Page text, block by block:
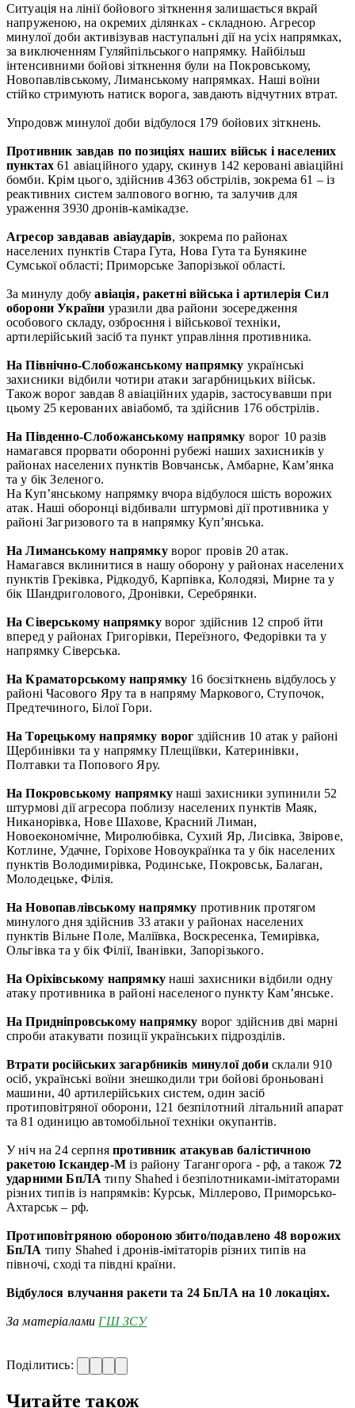
Ситуація на лінії бойового зіткнення залишається вкрай
напруженою, на окремих ділянках - складною. Агресор
минулої доби активізував наступальні дії на усіх напрямках,
за виключенням Гуляйпільського напрямку. Найбільш
інтенсивними бойові зіткнення були на Покровському,
Новопавлівському, Лиманському напрямках. Наші воїни
стійко стримують натиск ворога, завдають відчутних втрат.
Упродовж минулої доби відбулося 179 бойових зіткнень.
Противник завдав по позиціях наших військ і населених
пунктах 61 авіаційного удару, скинув 142 керовані авіаційні
бомби. Крім цього, здійснив 4363 обстрілів, зокрема 61 – із
реактивних систем залпового вогню, та залучив для
ураження 3930 дронів-камікадзе.
Агресор завдавав авіаударів, зокрема по районах
населених пунктів Стара Гута, Нова Гута та Бунякине
Сумської області; Приморське Запорізької області.
За минулу добуавіація, ракетні війська і артилерія Сил
оборони України уразили два райони зосередження
особового складу, озброєння і військової техніки,
артилерійський засіб та пункт управління противника.
На Північно-Слобожанському напрямку українські
захисники відбили чотири атаки загарбницьких військ.
Також ворог завдав 8 авіаційних ударів, застосувавши при
цьому 25 керованих авіабомб, та здійснив 176 обстрілів.
На Південно-Слобожанському напрямку ворог 10 разів
намагався прорвати оборонні рубежі наших захисників у
районах населених пунктів Вовчанськ, Амбарне, Кам’янка
та у бік Зеленого.
На Куп’янському напрямку вчора відбулося шість ворожих
атак. Наші оборонці відбивали штурмові дії противника у
районі Загризового та в напрямку Куп’янська.
На Лиманському напрямкуворог провів 20 атак.
Намагався вклинитися в нашу оборону у районах населених
пунктів Греківка, Рідкодуб, Карпівка, Колодязі, Мирне та у
бік Шандриголового, Дронівки, Серебрянки.
На Сіверському напрямкуворог здійснив 12 спроб йти
вперед у районах Григорівки, Переїзного, Федорівки та у
напрямку Сіверська.
На Краматорському напрямку 16 боєзіткнень відбулось у
районі Часового Яру та в напряму Маркового, Ступочок,
Предтечиного, Білої Гори.
На Торецькому напрямку ворог здійснив 10 атак у районі
Щербинівки та у напрямку Плещіївки, Катеринівки,
Полтавки та Попового Яру.
На Покровському напрямку наші захисники зупинили 52
штурмові дії агресора поблизу населених пунктів Маяк,
Никанорівка, Нове Шахове, Красний Лиман,
Новоекономічне, Миролюбівка, Сухий Яр, Лисівка, Звірове,
Котлине, Удачне, Горіхове Новоукраїнка та у бік населених
пунктів Володимирівка, Родинське, Покровськ, Балаган,
Молодецьке, Філія.
На Новопавлівському напрямку противник протягом
минулого дня здійснив 33 атаки у районах населених
пунктів Вільне Поле, Маліївка, Воскресенка, Темирівка,
Ольгівка та у бік Філії, Іванівки, Запорізького.
На Оріхівському напрямку наші захисники відбили одну
атаку противника в районі населеного пункту Кам’янське.
На Придніпровському напрямку ворог здійснив дві марні
спроби атакувати позиції українських підрозділів.
Втрати російських загарбників минулої доби склали 910
осіб, українські воїни знешкодили три бойові броньовані
машини, 40 артилерійських систем, один засіб
протиповітряної оборони, 121 безпілотний літальний апарат
та 81 одиницю автомобільної техніки окупантів.
У ніч на 24 серпняпротивник атакував балістичною
ракетою Іскандер-Міз району Тагангорога - рф, а також 72
ударними БпЛА типу Shahed і безпілотниками-імітаторами
різних типів із напрямків: Курськ, Міллерово, Приморсько-
Ахтарськ – рф.
Протиповітряною обороною збито/подавлено 48 ворожих
БпЛА типу Shahed і дронів-імітаторів різних типів на
півночі, сході та півдні країни.
Відбулося влучання ракети та 24 БпЛА на 10 локаціях.
За матеріалами ГШ ЗСУ
Поділитись:
Читайте також